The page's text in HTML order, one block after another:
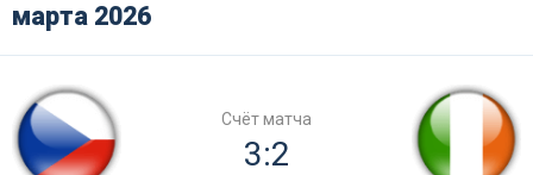
марта 2026
Счёт матча
3:2